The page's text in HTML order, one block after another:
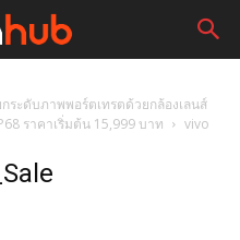
ระดับภาพพอร์ตเทรตด้วยกล้องเลนส์
ราคาเริ่มต้น 15,999 บาท
vivo